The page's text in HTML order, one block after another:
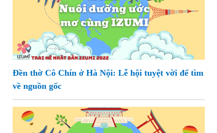
Đền thờ Cô Chín ở Hà Nội: Lễ hội tuyệt vời để tìm
về nguồn gốc